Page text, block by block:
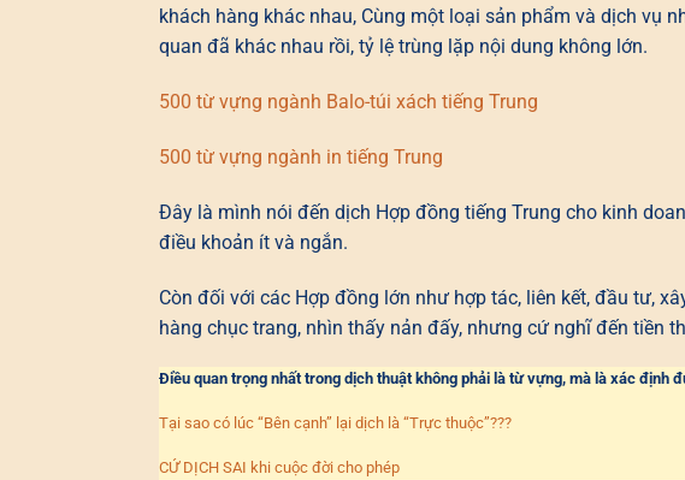
khách hàng khác nhau, Cùng một loại sản phẩm và dịch vụ
quan đã khác nhau rồi, tỷ lệ trùng lặp nội dung không lớn.
500 từ vựng ngành Balo-túi xách tiếng Trung
500 từ vựng ngành in tiếng Trung
Đây là mình nói đến dịch Hợp đồng tiếng Trung cho kinh
điều khoản ít và ngắn.
Còn đối với các Hợp đồng lớn như hợp tác, liên kết, đầu tư,
hàng chục trang, nhìn thấy nản đấy, nhưng cứ nghĩ đến tiền
Điều quan trọng nhất trong dịch thuật không phải là từ vựng, mà là xác định
Tại sao có lúc “Bên cạnh” lại dịch là “Trực thuộc”???
CỨ DỊCH SAI khi cuộc đời cho phép